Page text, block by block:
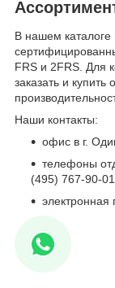
В нашем каталоге
FRS и 2FRS. Для
заказать и
Наши контакты:
офис в г.
телефоны
(495) 767-90-